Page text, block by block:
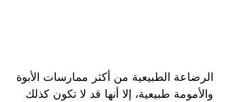
الرضاعة الطبيعية من أكثر ممارسات الأبوة
والأمومة طبيعية، إلا أنها قد لا تكون كذلك